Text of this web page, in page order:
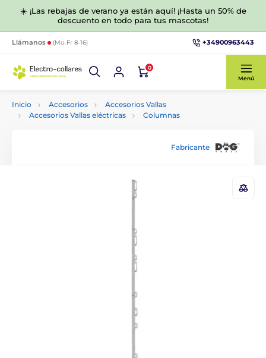
☀️ ¡Las rebajas de verano ya están aquí! ¡Hasta un 50% de
descuento en todo para tus mascotas!
Llámanos (Mo-Fr 8-16) +34900963443
0
Menú
Inicio Accesorios
Accesorios Vallas
Accesorios Vallas eléctricas
Columnas
Fabricante